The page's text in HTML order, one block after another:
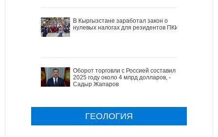
В Кыргызстане заработал закон о
нулевых налогах для резидентов ПКИ
Оборот торговли с Россией составил в
2025 году около 4 млрд долларов, -
Садыр Жапаров
ГЕОЛОГИЯ